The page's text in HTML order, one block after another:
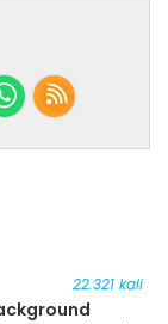
22.321 kali